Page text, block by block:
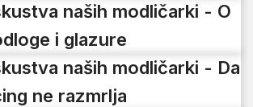
naših modličarki - O
i glazure
naših modličarki - Da
ne razmrlja